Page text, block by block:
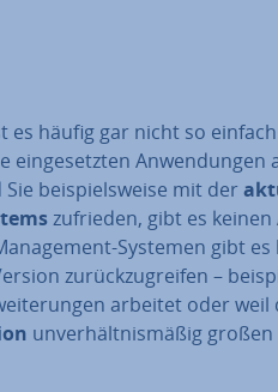
häufig gar nicht so
ein­ge­setz­ten An­wen­dun­gen
bei­spiels­wei­se mit der
zufrieden, gibt es keinen
Systemen gibt es
zu­rück­zu­grei­fen –
arbeitet oder weil
un­ver­hält­nis­mä­ßig großen